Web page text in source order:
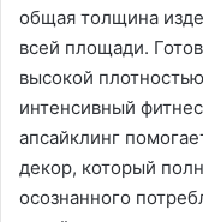
общая толщина
всей площади.
высокой
интенсивный
апсайклинг
декор, который
осознанного